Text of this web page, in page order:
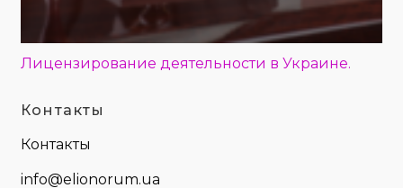
Лицензирование деятельности в Украине.
Контакты
Контакты
info@elionorum.ua